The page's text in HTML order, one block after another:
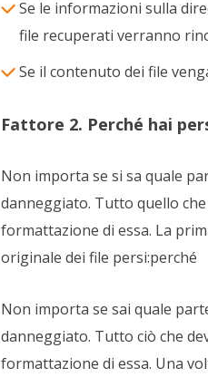
Se le informazioni sulla
file recuperati verranno
Se il contenuto dei file
Fattore 2. Perché hai
Non importa se si sa quale
danneggiato. Tutto quello
formattazione di essa. La
originale dei file persi:perché
Non importa se sai quale
danneggiato. Tutto ciò che
formattazione di essa. Una